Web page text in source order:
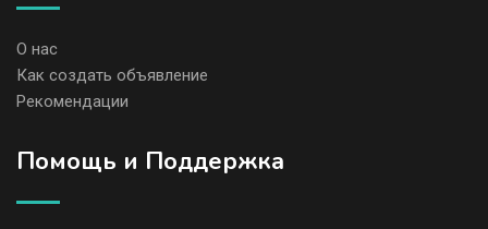
О нас
Как создать объявление
Рекомендации
Помощь и Поддержка